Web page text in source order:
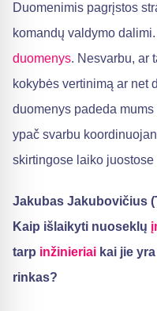
Duomenimis pagrįstos
komandų valdymo
duomenys. Nesvarbu, ar
kokybės vertinimą ar net
duomenys padeda
ypač svarbu
skirtingose laiko juostose
Jakubas Jakubovičius
Kaip išlaikyti nuoseklų
tarp inžinieriai kai jie
rinkas?